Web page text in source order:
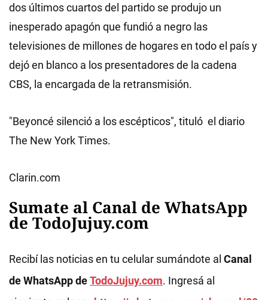
dos últimos cuartos del partido se produjo un
inesperado apagón que fundió a negro las
televisiones de millones de hogares en todo el país y
dejó en blanco a los presentadores de la cadena
CBS, la encargada de la retransmisión.
"Beyoncé silenció a los escépticos", tituló el diario
The New York Times.
Clarin.com
Sumate al Canal de WhatsApp
de TodoJujuy.com
Recibí las noticias en tu celular sumándote al Canal
de WhatsApp deTodoJujuy.com. Ingresá al